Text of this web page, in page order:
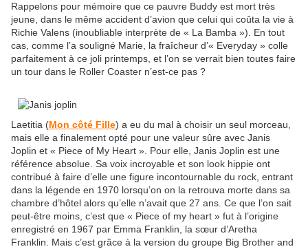
Rappelons pour mémoire que ce pauvre Buddy est mort très
jeune, dans le même accident d’avion que celui qui coûta la vie à
Richie Valens (inoubliable interprète de « La Bamba »). En tout
cas, comme l’a souligné Marie, la fraîcheur d’« Everyday » colle
parfaitement à ce joli printemps, et l’on se verrait bien toutes faire
un tour dans le Roller Coaster n’est-ce pas ?
Laetitia (Mon côté Fille) a eu du mal à choisir un seul morceau,
mais elle a finalement opté pour une valeur sûre avec Janis
Joplin et « Piece of My Heart ». Pour elle, Janis Joplin est une
référence absolue. Sa voix incroyable et son look hippie ont
contribué à faire d’elle une figure incontournable du rock, entrant
dans la légende en 1970 lorsqu’on on la retrouva morte dans sa
chambre d’hôtel alors qu’elle n’avait que 27 ans. Ce que l’on sait
peut-être moins, c’est que « Piece of my heart » fut à l’origine
enregistré en 1967 par Emma Franklin, la sœur d’Aretha
Franklin. Mais c’est grâce à la version du groupe Big Brother and